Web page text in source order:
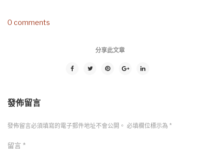
0 comments
分享此文章
發佈留言
發佈留言必須填寫的電子郵件地址不會公開。 必填欄位標示為 *
留言 *